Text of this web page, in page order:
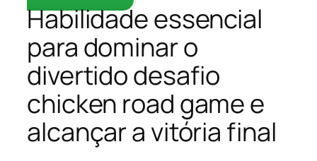
Habilidade essencial
para dominar o
divertido desafio
chicken road game e
alcançar a vitória final